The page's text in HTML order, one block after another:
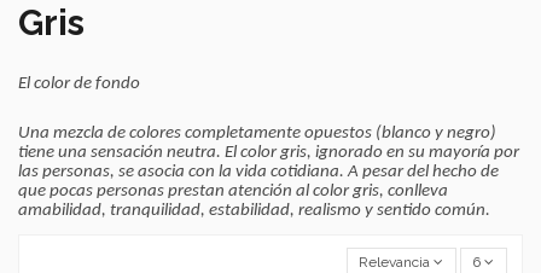
Gris
El color de fondo
Una mezcla de colores completamente opuestos (blanco y negro)
tiene una sensación neutra. El color gris, ignorado en su mayoría por
las personas, se asocia con la vida cotidiana. A pesar del hecho de
que pocas personas prestan atención al color gris, conlleva
amabilidad, tranquilidad, estabilidad, realismo y sentido común.
Relevancia 6